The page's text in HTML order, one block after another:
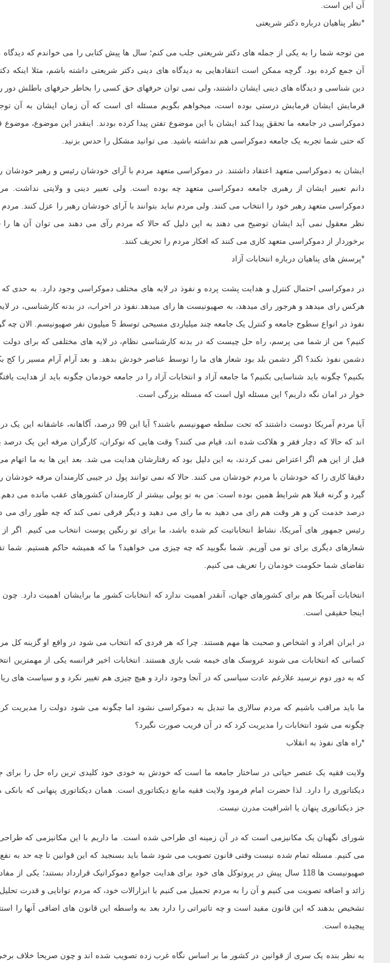
آن این است.
*نظر پناهیان درباره دکتر شریعتی
من توجه شما را به یکی از جمله های دکتر شریعتی جلب می کنم؛ سال ها پیش کتابی را می خواندم که
آن جمع کرده بود. گرچه ممکن است انتقادهایی به دیدگاه های دینی دکتر شریعتی داشته باشم، مثلا اینکه
دین شناسی و دیدگاه های دینی ایشان داشتند، ولی نمی توان حرفهای حق کسی را بخاطر حرفهای باطلش
فرمایش ایشان فرمایش درستی بوده است، میخواهم بگویم مسئله ای است که آن زمان ایشان به آن
دموکراسی در جامعه ما تحقق پیدا کند ایشان با این موضوع تفتن پیدا کرده بودند. اینقدر این موضوع،
که حتی شما تجربه یک جامعه دموکراسی هم نداشته باشید. می توانید مشکل را حدس بزنید.
ایشان به دموکراسی متعهد اعتقاد داشتند. در دموکراسی متعهد مردم با آرای خودشان رئیس و رهبر خودشان
دانم تعبیر ایشان از رهبری جامعه دموکراسی متعهد چه بوده است. ولی تعبیر دینی و ولایتی نداشت.
دموکراسی متعهد رهبر خود را انتخاب می کنند. ولی مردم نباید بتوانند با آرای خودشان رهبر را عزل کنند. مردم
نظر معقول نمی آید ایشان توضیح می دهند به این دلیل که حالا که مردم رآی می دهند می توان آن ها
برخوردار از دموکراسی متعهد کاری می کنند که افکار مردم را تحریف کنند.
*پرسش های پناهیان درباره انتخابات آزاد
در دموکراسی احتمال کنترل و هدایت پشت پرده و نفوذ در لایه های مختلف دموکراسی وجود دارد. به حدی
هرکس رای میدهد و هرجور رای میدهد، به صهیونیست ها رای میدهد.نفوذ در احراب، در بدنه کارشناسی، در
نفوذ در انواع سطوح جامعه و کنترل یک جامعه چند میلیاردی مسیحی
کنیم؟ من از شما می پرسم، راه حل چیست که در بدنه کارشناسی نظام، در لایه های مختلفی که برای
دشمن نفوذ نکند؟ اگر دشمن بلد بود شعار های ما را توسط عناصر خودش بدهد. و بعد آرام آرام مسیر را کج
بکنیم؟ چگونه باید شناسایی بکنیم؟ ما جامعه آزاد و انتخابات آزاد را در جامعه خودمان چگونه باید از هدایت
خوار در امان نگه داریم؟ این مسئله اول است که مسئله بزرگی است.
آیا مردم آمریکا دوست داشتند که تحت سلطه صهونیسم باشند؟ آیا این
اند که حالا که دچار فقر و هلاکت شده اند، قیام می کنند؟ وقت هایی که نوکران، کارگران مرفه این یک درصد
قبل از این هم اگر اعتراض نمی کردند، به این دلیل بود که رفتارشان هدایت می شد. بعد این ها به ما اتهام
دقیقا کاری را که خودشان با مردم خودشان می کنند. حالا که نمی توانند پول در جیبی کارمندان مرفه
گیرد و گرنه قبلا هم شرایط همین بوده است: من به تو پولی بیشتر از کارمندان کشورهای عقب مانده می
درصد خدمت کن و هر وقت هم رای می دهید به ما رای می دهید و دیگر فرقی نمی کند که چه طور رای می
رئیس جمهور های آمریکا، نشاط انتخاباتیت کم شده باشد، ما برای تو رنگین پوست انتخاب می کنیم. اگر
شعارهای دیگری برای تو می آوریم. شما بگویید که چه چیزی می خواهید؟ ما که همیشه حاکم هستیم. شما
تقاضای شما حکومت خودمان را تعریف می کنیم.
انتخابات آمریکا هم برای کشورهای جهان، آنقدر اهمیت ندارد که انتخابات کشور ما برایشان اهمیت دارد.
اینجا حقیقی است.
در ایران افراد و اشخاص و صحبت ها مهم هستند. چرا که هر فردی که انتخاب می شود در واقع او گزینه
کسانی که انتخابات می شوند عروسک های خیمه شب بازی هستند. انتخابات اخیر فرانسه یکی از مهمترین
که به دور دوم نرسید علارغم عادت سیاسی که در آنجا وجود دارد و هیچ چیزی هم تغییر نکرد و و سیاست های
ما باید مراقب باشیم که مردم سالاری ما تبدیل به دموکراسی نشود اما چگونه می شود دولت را مدیریت
چگونه می شود انتخابات را مدیریت کرد که در آن فریب صورت نگیرد؟
*راه های نفوذ به انقلاب
ولایت فقیه یک عنصر حیاتی در ساختار جامعه ما است که خودش به خودی خود کلیدی ترین راه حل را برای
دیکتاتوری را دارد. لذا حضرت امام فرمود ولایت فقیه مانع دیکتاتوری است. همان دیکتاتوری پنهانی که
جز دیکتاتوری پنهان یا اشرافیت مدرن نیست.
شورای نگهبان یک مکانیزمی است که در آن زمینه ای طراحی شده است. ما داریم با این مکانیزمی که
می کنیم. مسئله تمام شده نیست وقتی قانون تصویب می شود شما باید بسنجید که این قوانین تا چه حد به
صهیونیست ها 118 سال پیش در پروتوکل های خود برای هدایت جوامع دموکراتیک قرارداد بستند؛ یکی از
زائد و اضافه تصویت می کنیم و آن را به مردم تحمیل می کنیم با ابزارالات خود، که مردم توانایی و قدرت
تشخیص بدهند که این قانون مفید است و چه تاثیراتی را دارد بعد به واسطه این قانون های اضافی آنها را
پیچیده است.
به نظر بنده یک سری از قوانین در کشور ما بر اساس نگاه غرب زده تصویب شده اند و چون صریحا خلاف